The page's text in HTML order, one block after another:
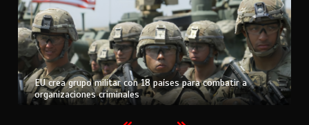
EU crea grupo militar con 18 países para combatir a
organizaciones criminales